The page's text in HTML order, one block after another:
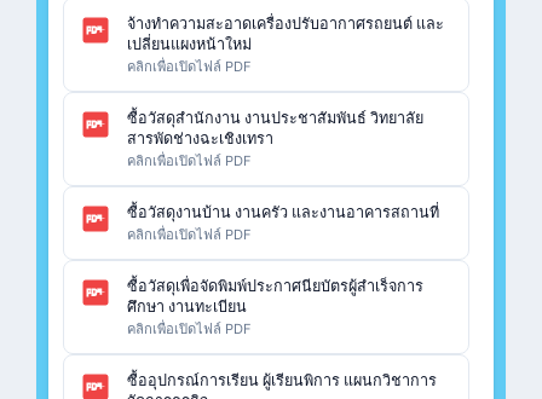
จ้างทำความสะอาดเครื่องปรับอากาศรถยนต์ และ
เปลี่ยนแผงหน้าใหม่
คลิกเพื่อเปิดไฟล์ PDF
ซื้อวัสดุสำนักงาน งานประชาสัมพันธ์ วิทยาลัย
สารพัดช่างฉะเชิงเทรา
คลิกเพื่อเปิดไฟล์ PDF
ซื้อวัสดุงานบ้าน งานครัว และงานอาคารสถานที่
คลิกเพื่อเปิดไฟล์ PDF
ซื้อวัสดุเพื่อจัดพิมพ์ประกาศนียบัตรผู้สำเร็จการ
ศึกษา งานทะเบียน
คลิกเพื่อเปิดไฟล์ PDF
ซื้ออุปกรณ์การเรียน ผู้เรียนพิการ แผนกวิชาการ